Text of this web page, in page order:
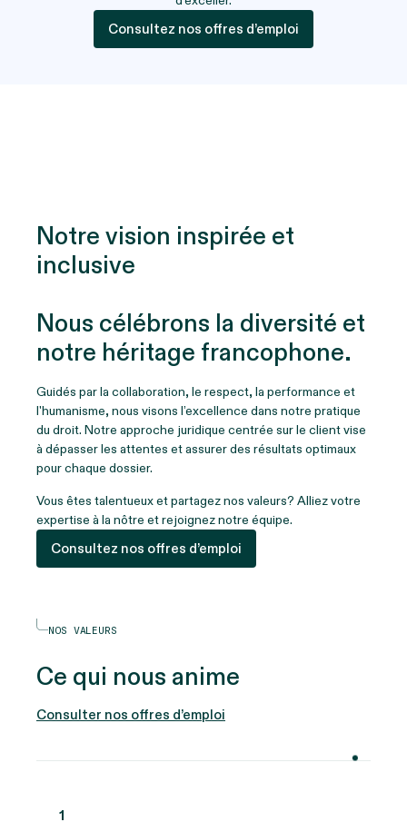
Consultez nos offres d’emploi
Notre vision inspirée et
inclusive
Nous célébrons la diversité et
notre héritage francophone.
Guidés par la collaboration, le respect, la performance et
l'humanisme, nous visons l’excellence dans notre pratique
du droit. Notre approche juridique centrée sur le client vise
à dépasser les attentes et assurer des résultats optimaux
pour chaque dossier.
Vous êtes talentueux et partagez nos valeurs? Alliez votre
expertise à la nôtre et rejoignez notre équipe.
Consultez nos offres d’emploi
NOS VALEURS
Ce qui nous anime
Consulter nos offres d’emploi
1